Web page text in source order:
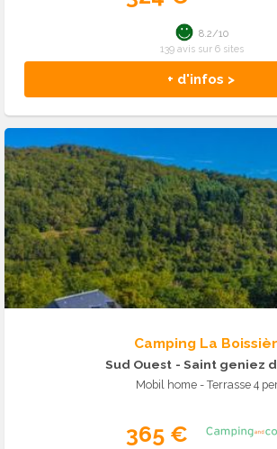
+ d'infos >
8.2/10
139 avis sur 6 sites
Camping La
Sud Ouest - Saint geniez
Mobil home - Terrasse 4
365 €